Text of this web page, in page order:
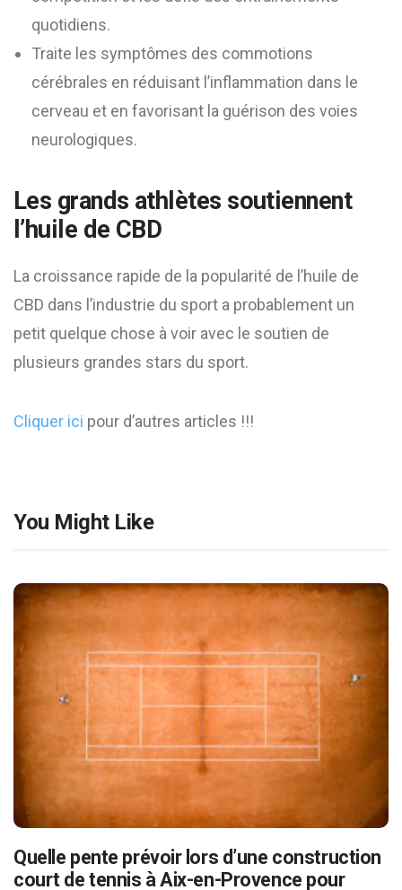
quotidiens.
Traite les symptômes des commotions
cérébrales en réduisant l’inflammation dans le
cerveau et en favorisant la guérison des voies
neurologiques.
Les grands athlètes soutiennent
l’huile de CBD
La croissance rapide de la popularité de l’huile de
CBD dans l’industrie du sport a probablement un
petit quelque chose à voir avec le soutien de
plusieurs grandes stars du sport.
Cliquer ici pour d’autres articles !!!
You Might Like
Quelle pente prévoir lors d’une construction
court de tennis à Aix-en-Provence pour